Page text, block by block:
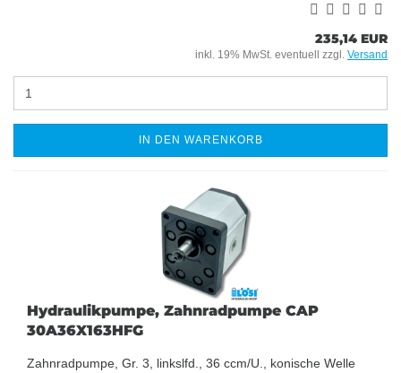
235,14 EUR
inkl. 19% MwSt. eventuell zzgl. Versand
IN DEN WARENKORB
Hydraulikpumpe, Zahnradpumpe CAP
30A36X163HFG
Zahnradpumpe, Gr. 3, linkslfd., 36 ccm/U., konische Welle